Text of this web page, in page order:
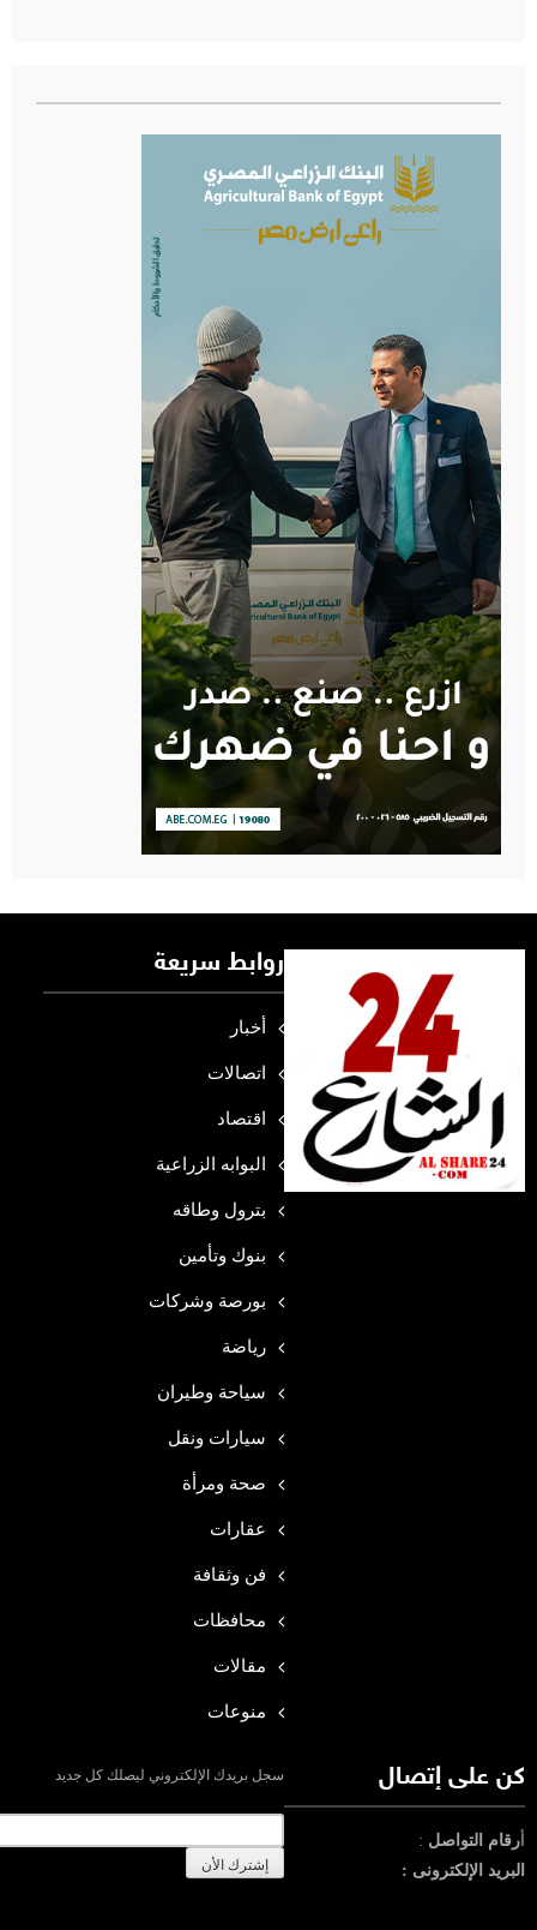
روابط سريعة
أخبار
اتصالات
اقتصاد
البوابه الزراعية
بترول وطاقه
بنوك وتأمين
بورصة وشركات
رياضة
سياحة وطيران
سيارات ونقل
صحة ومرأة
عقارات
فن وثقافة
محافظات
مقالات
منوعات
كن على إتصال
رقام التواصل :
البريد الإلكترونى :
سجل بريدك الإلكتروني ليصلك كل جديد